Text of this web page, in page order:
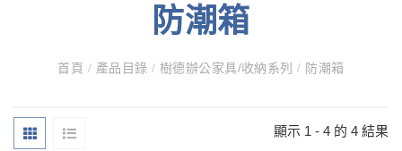
防潮箱
首頁 / 產品目錄 / 樹德辦公家具/收納系列/ 防潮箱
顯示 1 - 4 的 4 結果